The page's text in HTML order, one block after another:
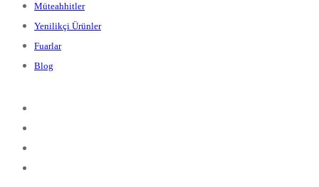
Müteahhitler
Yenilikçi Ürünler
Fuarlar
Blog